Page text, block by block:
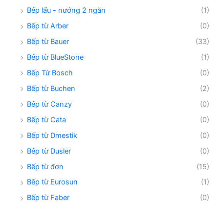
Bếp lẩu - nướng 2 ngăn
(1)
Bếp từ Arber
(0)
Bếp từ Bauer
(33)
Bếp từ BlueStone
(1)
Bếp Từ Bosch
(0)
Bếp từ Buchen
(2)
Bếp từ Canzy
(0)
Bếp từ Cata
(0)
Bếp từ Dmestik
(0)
Bếp từ Dusler
(0)
Bếp từ đơn
(15)
Bếp từ Eurosun
(1)
Bếp từ Faber
(0)